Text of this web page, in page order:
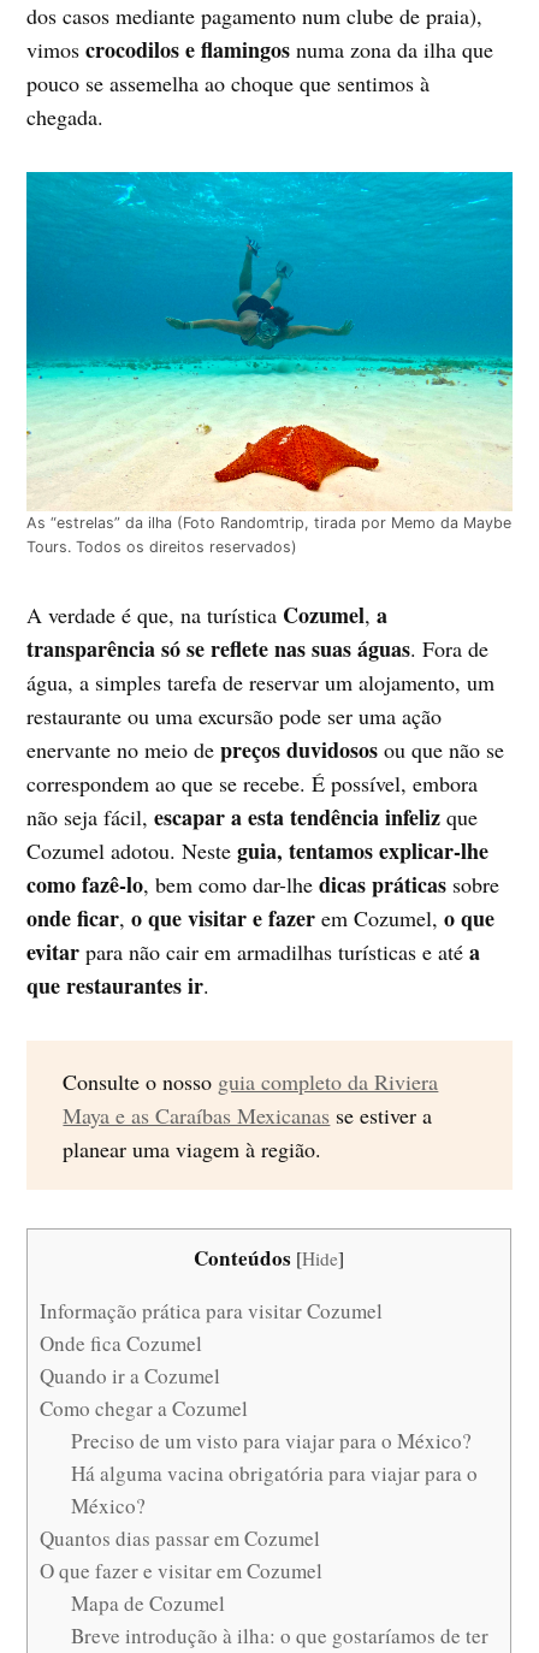
dos casos mediante pagamento num clube de praia),
vimoscrocodilos e flamingos numa zona da ilha que
pouco se assemelha ao choque que sentimos à
chegada.
As “estrelas” da ilha (Foto Randomtrip, tirada por Memo da Maybe
Tours. Todos os direitos reservados)
A verdade é que, na turística Cozumel,a
transparência só se reflete nas suas águas. Fora de
água, a simples tarefa de reservar um alojamento, um
restaurante ou uma excursão pode ser uma ação
enervante no meio depreços duvidosos ou que não se
correspondem ao que se recebe. É possível, embora
não seja fácil,escapar a esta tendência infeliz que
Cozumel adotou. Nesteguia, tentamos explicar-lhe
como fazê-lo, bem como dar-lhedicas práticas sobre
onde ficar,o que visitar e fazer em Cozumel,o que
evitar para não cair em armadilhas turísticas e atéa
que restaurantes ir.
Consulte o nosso guia completo da Riviera
Maya e as Caraíbas Mexicanas se estiver a
planear uma viagem à região.
Conteúdos [Hide]
Informação prática para visitar Cozumel
Onde fica Cozumel
Quando ir a Cozumel
Como chegar a Cozumel
Preciso de um visto para viajar para o México?
Há alguma vacina obrigatória para viajar para o
México?
Quantos dias passar em Cozumel
O que fazer e visitar em Cozumel
Mapa de Cozumel
Breve introdução à ilha: o que gostaríamos de ter